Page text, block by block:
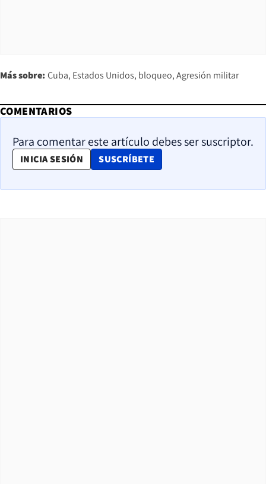
Más sobre: Cuba Estados Unidos bloqueo Agresión militar
COMENTARIOS
Para comentar este artículo debes ser suscriptor.
INICIA SESIÓN SUSCRÍBETE
OPENS IN NEW WINDOW